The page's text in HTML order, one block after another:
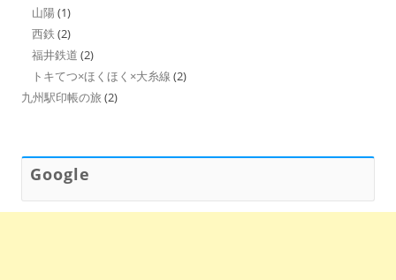
山陽 (1)
西鉄 (2)
福井鉄道 (2)
トキてつ×ほくほく×大糸線 (2)
九州駅印帳の旅 (2)
Google